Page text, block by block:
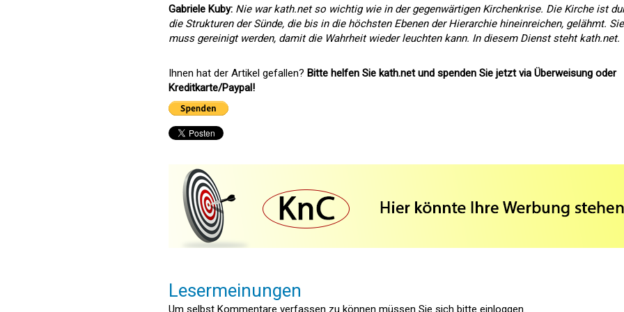
Gabriele Kuby: Nie war kath.net so wichtig wie in der gegenwärtigen Kirchenkrise. Die Kirche ist
die Strukturen der Sünde, die bis in die höchsten Ebenen der Hierarchie hineinreichen, gelähmt. Sie
muss gereinigt werden, damit die Wahrheit wieder leuchten kann. In diesem Dienst steht kath.net.
Ihnen hat der Artikel gefallen? Bitte helfen Sie kath.net und spenden Sie jetzt via Überweisung oder
Kreditkarte/Paypal!
Lesermeinungen
Um selbst Kommentare verfassen zu können müssen Sie sich bitte einloggen.